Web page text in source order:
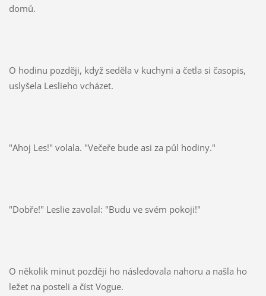
domů.
O hodinu později, když seděla v kuchyni a četla si časopis,
uslyšela Leslieho vcházet.
"Ahoj Les!" volala. "Večeře bude asi za půl hodiny."
"Dobře!" Leslie zavolal: "Budu ve svém pokoji!"
O několik minut později ho následovala nahoru a našla ho
ležet na posteli a číst Vogue.